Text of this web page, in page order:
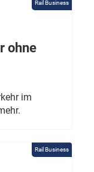
Rail Business
ohne
im
Rail Business